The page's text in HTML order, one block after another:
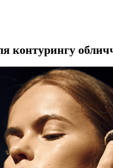
контурингу